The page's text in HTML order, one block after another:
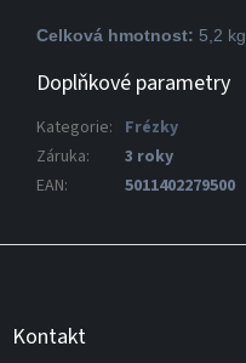
Celková hmotnost: 5,2 kg
Doplňkové parametry
Kategorie: Frézky
Záruka:
3 roky
EAN: 5011402279500
Z
Kontakt